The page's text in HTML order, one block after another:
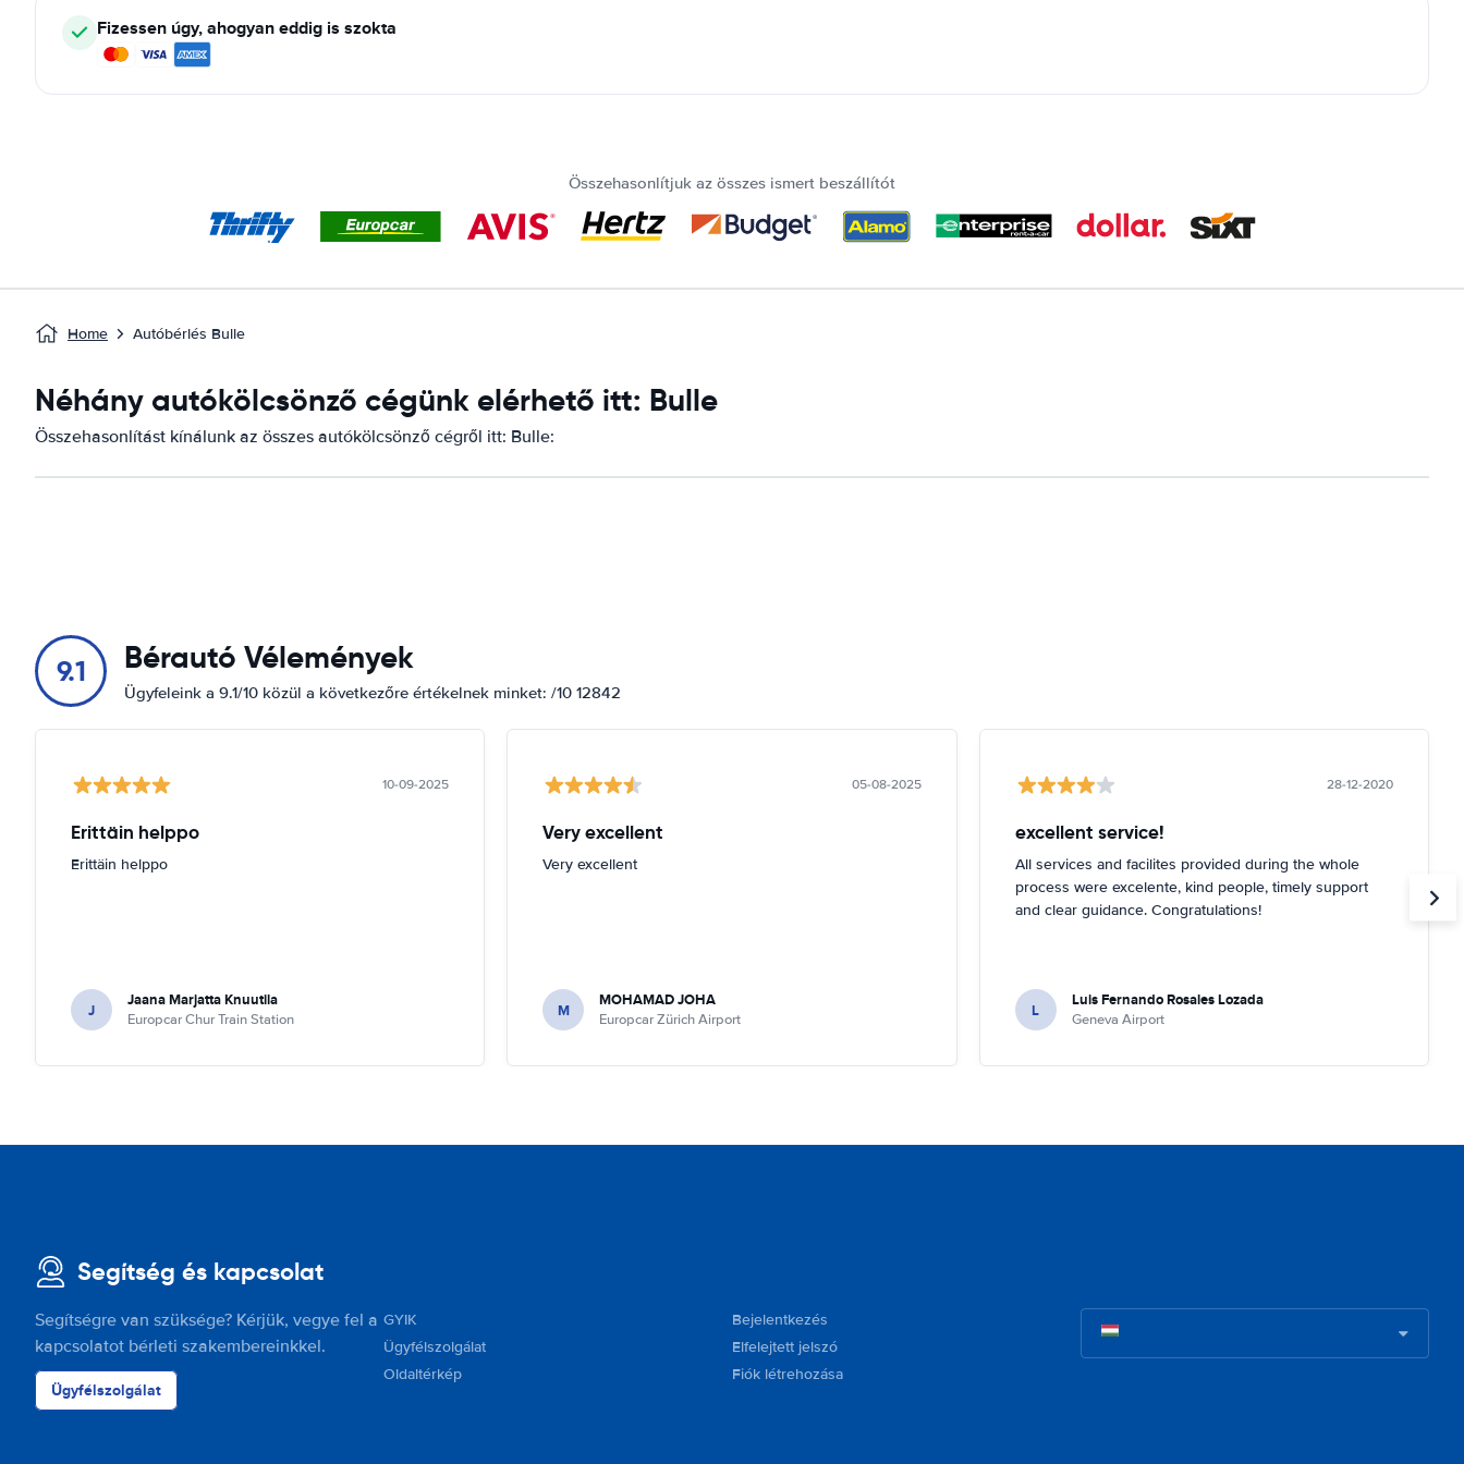
Fizessen úgy, ahogyan eddig is szokta
Összehasonlítjuk az összes ismert beszállítót
Home Autóbérlés Bulle
Néhány autókölcsönző cégünk elérhető itt: Bulle
Összehasonlítást kínálunk az összes autókölcsönző cégről itt: Bulle:
9.1 Bérautó Vélemények
Ügyfeleink a 9.1/10 közül a következőre értékelnek minket: /10 12842
10-09-2025
Erittäin helppo
Erittäin helppo
J Jaana Marjatta Knuutila
Europcar Chur Train Station
05-08-2025
Very excellent
Very excellent
M MOHAMAD JOHA
Europcar Zürich Airport
28-12-2020
excellent service!
All services and facilites provided during the whole
process were excelente, kind people, timely support
and clear guidance. Congratulations!
L Luis Fernando Rosales Lozada
Geneva Airport
Segítség és kapcsolat
Segítségre van szüksége? Kérjük, vegye fel a
kapcsolatot bérleti szakembereinkkel.
Ügyfélszolgálat
GYIK
Ügyfélszolgálat
Oldaltérkép
Bejelentkezés
Elfelejtett jelszó
Fiók létrehozása